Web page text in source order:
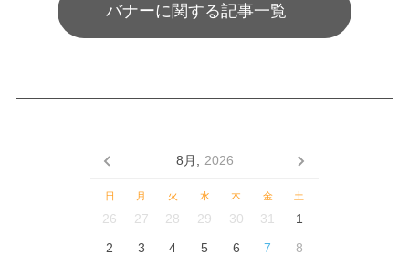
バナーに関する記事一覧
8月, 2026
日 月 火 水 木 金 土
26 27 28 29 30 31
1
2
3 4 5 6 7 8